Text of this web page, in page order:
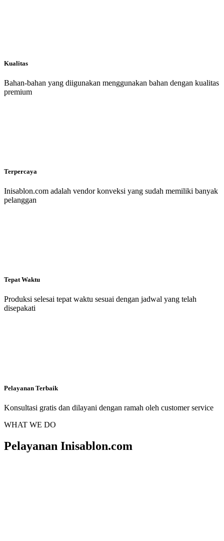
Kualitas
Bahan-bahan yang diigunakan menggunakan bahan dengan kualitas
premium
Terpercaya
Inisablon.com adalah vendor konveksi yang sudah memiliki banyak
pelanggan
Tepat Waktu
Produksi selesai tepat waktu sesuai dengan jadwal yang telah
disepakati
Pelayanan Terbaik
Konsultasi gratis dan dilayani dengan ramah oleh customer service
WHAT WE DO
Pelayanan Inisablon.com